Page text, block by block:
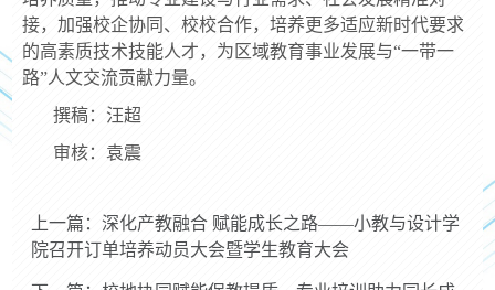
接，加强校企协同、校校合作，培养更多适应新时代要求
的高素质技术技能人才，为区域教育事业发展与“一带一
路”人文交流贡献力量。
撰稿：汪超
审核：袁震
上一篇：深化产教融合 赋能成长之路——小教与设计学
院召开订单培养动员大会暨学生教育大会